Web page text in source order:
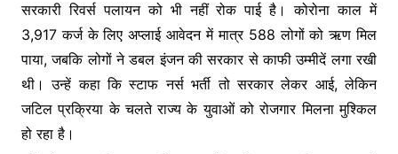
सरकारी रिवर्स पलायन को भी नहीं रोक पाई है। कोरोना काल में
3,917 कर्ज के लिए अप्लाई आवेदन में मात्र 588 लोगों को ऋण मिल
पाया, जबकि लोगों ने डबल इंजन की सरकार से काफी उम्मीदें लगा रखी
थी। उन्हें कहा कि स्टाफ नर्स भर्ती तो सरकार लेकर आई, लेकिन
जटिल प्रक्रिया के चलते राज्य के युवाओं को रोजगार मिलना मुश्किल
हो रहा है।